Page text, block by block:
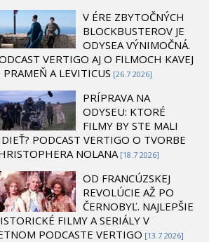
V ÉRE ZBYTOČNÝCH
BLOCKBUSTEROV JE
ODYSEA VÝNIMOČNÁ.
VERTIGO AJ O FILMOCH KAVEJ
PRAMEŇ A LEVITICUS [26.7 2026]
PRÍPRAVA NA
ODYSEU: KTORÉ
FILMY BY STE MALI
PODCAST VERTIGO O TVORBE
NOLANA [18.7 2026]
OD FRANCÚZSKEJ
REVOLÚCIE AŽ PO
ČERNOBYĽ. NAJLEPŠIE
FILMY A SERIÁLY V
PODCASTE VERTIGO [13.7 2026]